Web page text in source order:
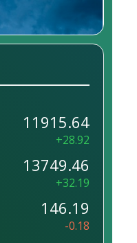
11915.64
+28.92
13749.46
+32.19
146.19
-0.18